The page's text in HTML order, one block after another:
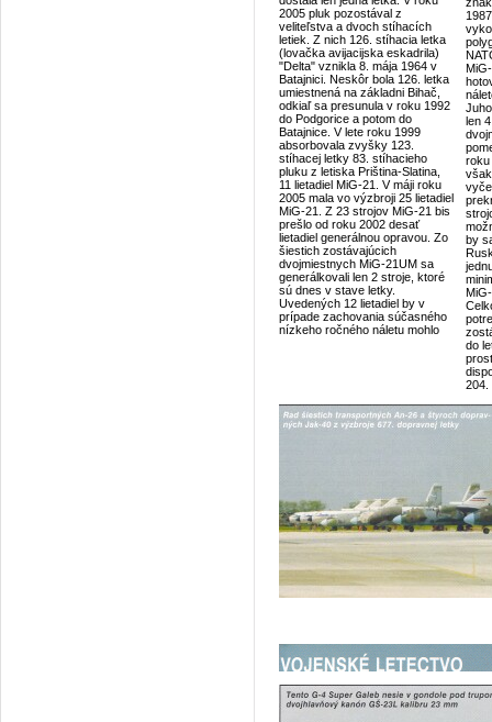
2005 pluk pozostával z
veliteľstva a dvoch stíhacích
letiek. Z nich 126. stíhacia letka
(lovačka avijacijska eskadrila)
"Delta" vznikla 8. mája 1964 v
Batajnici. Neskôr bola 126. letka
umiestnená na základni Bihač,
odkiaľ sa presunula v roku 1992
do Podgorice a potom do
Batajnice. V lete roku 1999
absorbovala zvyšky 123.
stíhacej letky 83. stíhacieho
pluku z letiska Priština-Slatina,
11 lietadiel MiG-21. V máji roku
2005 mala vo výzbroji 25 lietadiel
MiG-21. Z 23 strojov MiG-21 bis
prešlo od roku 2002 desať
lietadiel generálnou opravou. Zo
šiestich zostávajúcich
dvojmiestnych MiG-21UM sa
generálkovali len 2 stroje, ktoré
sú dnes v stave letky.
Uvedených 12 lietadiel by v
prípade zachovania súčasného
nízkeho ročného náletu mohlo
len
roku
by
do
204.